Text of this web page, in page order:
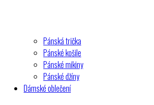
Pánská trička
Pánské košile
Pánské mikiny
Pánské džíny
Dámské oblečení